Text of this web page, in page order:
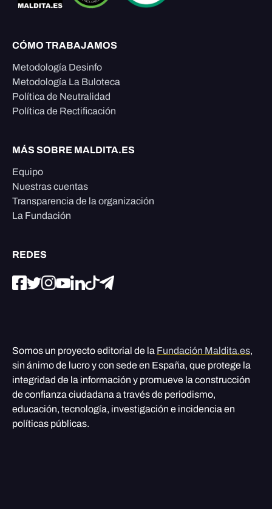
CÓMO TRABAJAMOS
Metodología Desinfo
Metodología La Buloteca
Política de Neutralidad
Política de Rectificación
MÁS SOBRE MALDITA.ES
Equipo
Nuestras cuentas
Transparencia de la organización
La Fundación
REDES
Somos un proyecto editorial de la Fundación Maldita.es,
sin ánimo de lucro y con sede en España, que protege la
integridad de la información y promueve la construcción
de confianza ciudadana a través de periodismo,
educación, tecnología, investigación e incidencia en
políticas públicas.